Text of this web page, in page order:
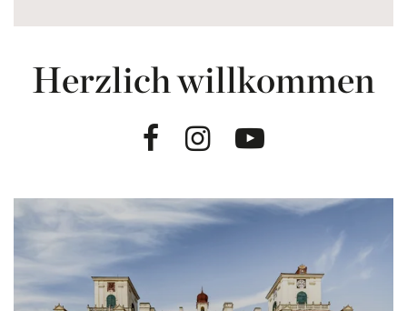
Herzlich willkommen
FacebookInstagram